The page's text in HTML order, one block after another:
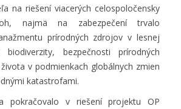
na riešení viacerých celospoločensky
najmä na zabezpečení trvalo
prírodných zdrojov v lesnej
bezpečnosti prírodných
v podmienkach globálnych zmien
katastrofami.
pokračovalo v riešení projektu OP